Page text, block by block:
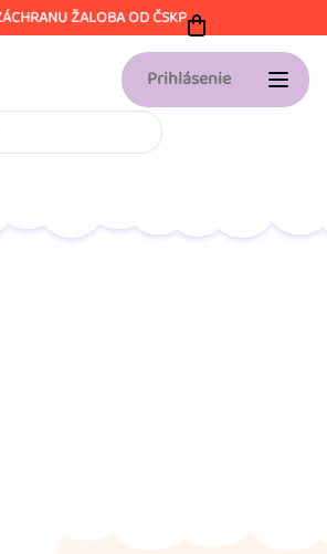
ŽALOBA OD ČSKP
Prihlásenie